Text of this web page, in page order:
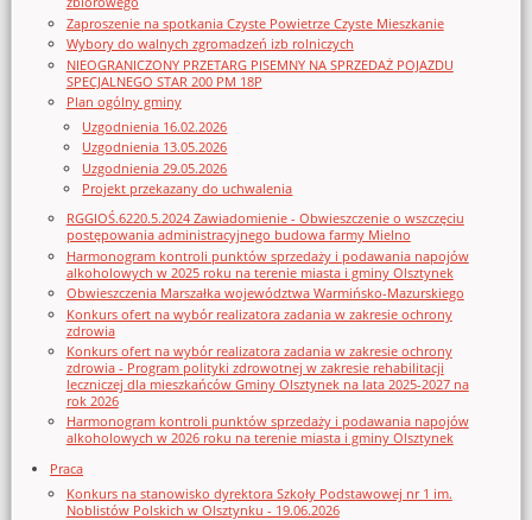
Zaproszenie na spotkania Czyste Powietrze Czyste Mieszkanie
Wybory do walnych zgromadzeń izb rolniczych
NIEOGRANICZONY PRZETARG PISEMNY NA SPRZEDAŻ POJAZDU
SPECJALNEGO STAR 200 PM 18P
Plan ogólny gminy
Uzgodnienia 16.02.2026
Uzgodnienia 13.05.2026
Uzgodnienia 29.05.2026
Projekt przekazany do uchwalenia
RGGIOŚ.6220.5.2024 Zawiadomienie - Obwieszczenie o wszczęciu
postępowania administracyjnego budowa farmy Mielno
Harmonogram kontroli punktów sprzedaży i podawania napojów
alkoholowych w 2025 roku na terenie miasta i gminy Olsztynek
Obwieszczenia Marszałka województwa Warmińsko-Mazurskiego
Konkurs ofert na wybór realizatora zadania w zakresie ochrony
zdrowia
Konkurs ofert na wybór realizatora zadania w zakresie ochrony
zdrowia - Program polityki zdrowotnej w zakresie rehabilitacji
leczniczej dla mieszkańców Gminy Olsztynek na lata 2025-2027 na
rok 2026
Harmonogram kontroli punktów sprzedaży i podawania napojów
alkoholowych w 2026 roku na terenie miasta i gminy Olsztynek
Praca
Konkurs na stanowisko dyrektora Szkoły Podstawowej nr 1 im.
Noblistów Polskich w Olsztynku - 19.06.2026